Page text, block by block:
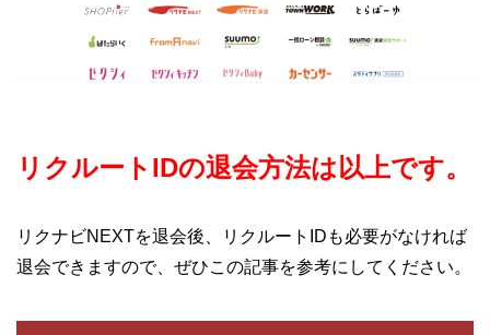
リクルートIDの退会方法は以上です。
リクナビNEXTを退会後、リクルートIDも必要がなければ
退会できますので、ぜひこの記事を参考にしてください。